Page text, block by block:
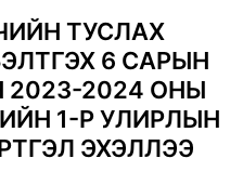
ТУСЛАХ
6 САРЫН
2024 ОНЫ
1-Р УЛИРЛЫН
ЭХЭЛЛЭЭ